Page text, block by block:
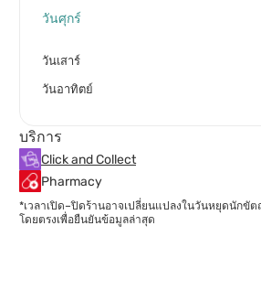
วันศุกร์
วันเสาร์
วันอาทิตย์
บริการ
Click and Collect
Pharmacy
*เวลาเปิด–ปิดร้านอาจเปลี่ยนแปลงในวันหยุดนักขั
โดยตรงเพื่อยืนยันข้อมูลล่าสุด